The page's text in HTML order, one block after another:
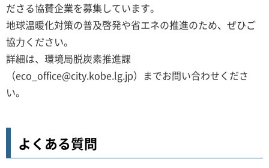
ださる協賛企業を募集しています。
地球温暖化対策の普及啓発や省エネの推進のため、ぜひご
協力ください。
詳細は、環境局脱炭素推進課
（eco_office@city.kobe.lg.jp）までお問い合わせくださ
い。
よくある質問